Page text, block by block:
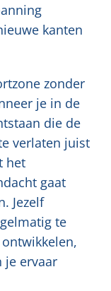
kanten
zonder
je in de
die de
verlaten juist
het
gaat
Jezelf
te
je ervaar